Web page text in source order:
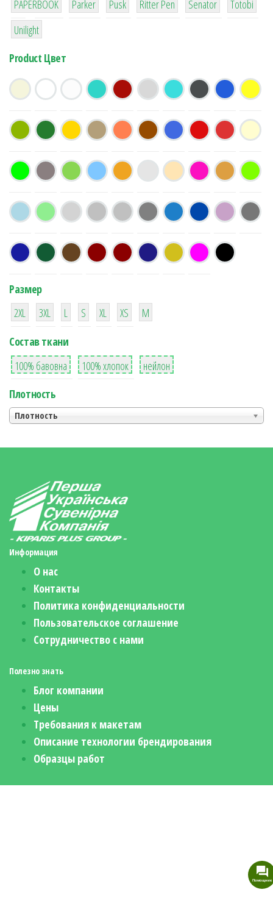
PAPERBOOK Parker Pusk Ritter Pen Senator Totobi
1
Unilight
Product Цвет
Размер
38
2XL
16
3XL
42
L
42
S
42
XL XS
М
Состав ткани
8
100% бавовна
36
100% хлопок
2
нейлон
Плотность
Плотность
Информация
О нас
Контакты
Политика конфиденциальности
Пользовательское соглашение
Сотрудничество с нами
Полезно знать
Блог компании
Цены
Требования к макетам
Описание технологии брендирования
Образцы работ
Помощник